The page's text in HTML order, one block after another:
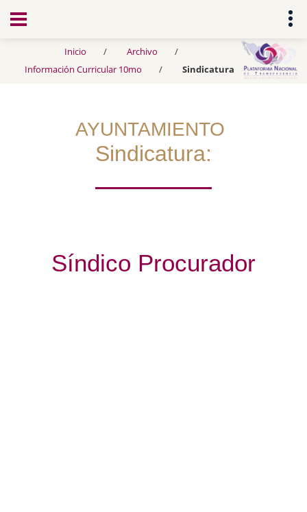
Transparencia
Inicio
Archivo
Información Curricular 10mo
Sindicatura
AYUNTAMIENTO
Sindicatura:
Síndico Procurador